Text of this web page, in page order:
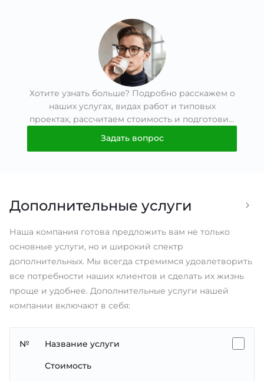
Хотите узнать больше? Подробно расскажем о
наших услугах, видах работ и типовых
проектах, рассчитаем стоимость и подготовим
Задать вопрос
Дополнительные услуги
Наша компания готова предложить вам не только
основные услуги, но и широкий спектр
дополнительных. Мы всегда стремимся удовлетворить
все потребности наших клиентов и сделать их жизнь
проще и удобнее. Дополнительные услуги нашей
компании включают в себя:
№ Название услуги
Стоимость